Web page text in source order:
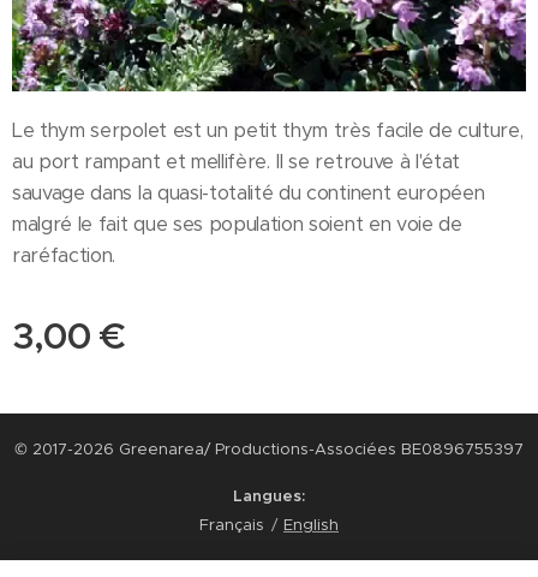
Le thym serpolet est un petit thym très facile de culture,
au port rampant et mellifère. Il se retrouve à l'état
sauvage dans la quasi-totalité du continent européen
malgré le fait que ses population soient en voie de
raréfaction.
3,00 €
© 2017-2026 Greenarea/ Productions-Associées BE0896755397
Langues
Français
English